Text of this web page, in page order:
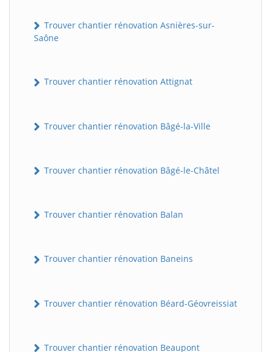
Trouver chantier rénovation Asnières-sur-
Saône
Trouver chantier rénovation Attignat
Trouver chantier rénovation Bâgé-la-Ville
Trouver chantier rénovation Bâgé-le-Châtel
Trouver chantier rénovation Balan
Trouver chantier rénovation Baneins
Trouver chantier rénovation Béard-Géovreissiat
Trouver chantier rénovation Beaupont